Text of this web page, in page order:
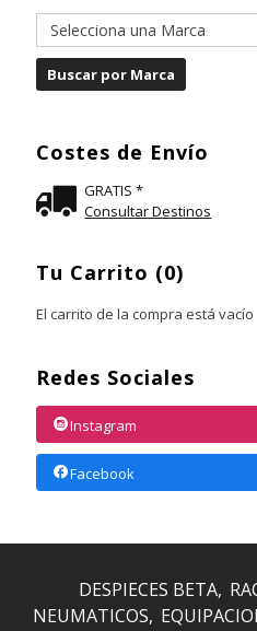
Costes de Envío
GRATIS *
Consultar Destinos
Tu Carrito (0)
El carrito de la compra está vacío
Redes Sociales
Instagram
Facebook
DESPIECES BETA
NEUMATICOS